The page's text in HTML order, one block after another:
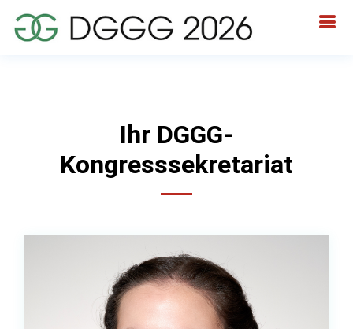
Ihr DGGG-
Kongresssekretariat